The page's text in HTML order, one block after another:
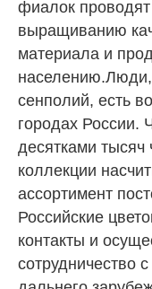
фиалок
выращиванию
материала и
сенполий, есть
городах России.
десятками тысяч
коллекции
ассортимент
Российские
контакты и
сотрудничество